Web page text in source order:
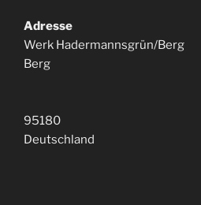
Adresse
Werk Hadermannsgrün/Berg
Berg
95180
Deutschland